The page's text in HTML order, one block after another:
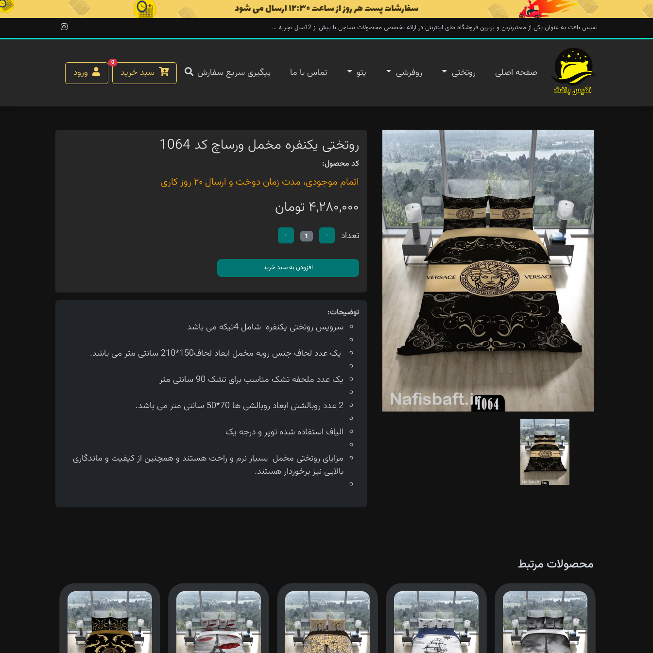
نفیس بافت به عنوان یکی از معتبرترین و برترین فروشگاه های اینترنتی در ارائه تخصصی محصولات نساجی با بیش از 12سال تجربه ...
صفحه اصلی روتختی روفرشی پتو تماس با ما پیگیری سریع سفارش سبد خرید
0
ورود
روتختی یکنفره مخمل ورساچ کد 1064
کد محصول:
اتمام موجودی، مدت زمان دوخت و ارسال ۲۰ روز کاری
۴,۲۸۰,۰۰۰ تومان
تعداد -
1
+
افزودن به سبد خرید
توضیحات:
سرویس روتختی یکنفره شامل 4تیکه می باشد
یک عدد لحاف جنس روبه مخمل ابعاد لحاف150*210 سانتی متر می باشد.
یک عدد ملحفه تشک مناسب برای تشک 90 سانتی متر
2 عدد روبالشتی ابعاد روبالشی ها 70*50 سانتی متر می باشد.
الیاف استفاده شده توپر و درجه یک
مزایای روتختی مخمل بسیار نرم و راحت هستند و همچنین از کیفیت و ماندگاری
بالایی نیز برخوردار هستند.
محصولات مرتبط